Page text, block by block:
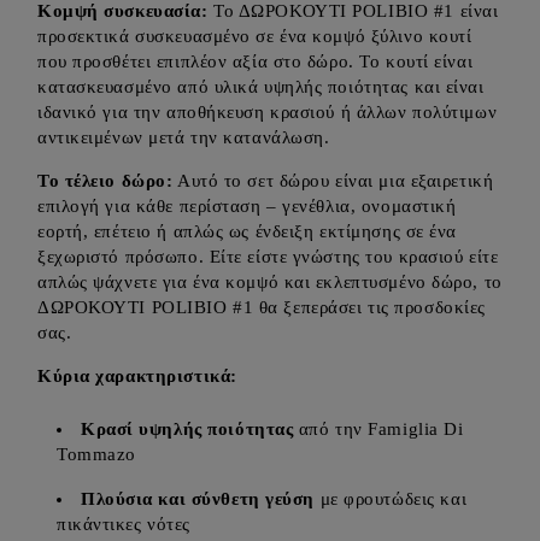
Κομψή συσκευασία: Το ΔΩΡΟΚΟΥΤΙ POLIBIO #1 είναι
προσεκτικά συσκευασμένο σε ένα κομψό ξύλινο κουτί
που προσθέτει επιπλέον αξία στο δώρο. Το κουτί είναι
κατασκευασμένο από υλικά υψηλής ποιότητας και είναι
ιδανικό για την αποθήκευση κρασιού ή άλλων πολύτιμων
αντικειμένων μετά την κατανάλωση.
Το τέλειο δώρο: Αυτό το σετ δώρου είναι μια εξαιρετική
επιλογή για κάθε περίσταση – γενέθλια, ονομαστική
εορτή, επέτειο ή απλώς ως ένδειξη εκτίμησης σε ένα
ξεχωριστό πρόσωπο. Είτε είστε γνώστης του κρασιού είτε
απλώς ψάχνετε για ένα κομψό και εκλεπτυσμένο δώρο, το
ΔΩΡΟΚΟΥΤΙ POLIBIO #1 θα ξεπεράσει τις προσδοκίες
σας.
Κύρια χαρακτηριστικά:
Κρασί υψηλής ποιότητας από την Famiglia Di
Tommazo
Πλούσια και σύνθετη γεύση με φρουτώδεις και
πικάντικες νότες